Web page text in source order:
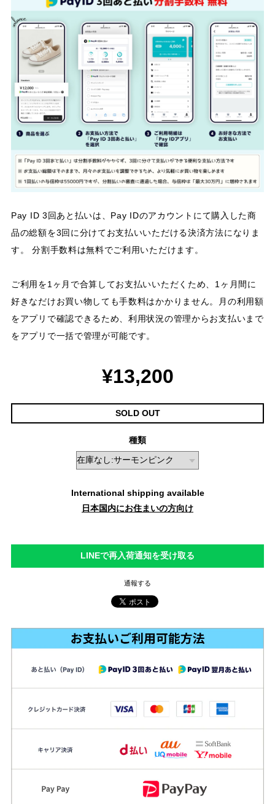
Pay ID 3回あと払いは、Pay IDのアカウントにて購入した商
品の総額を3回に分けてお支払いいただける決済方法になりま
す。 分割手数料は無料でご利用いただけます。
ご利用を1ヶ月で合算してお支払いいただくため、1ヶ月間に
好きなだけお買い物しても手数料はかかりません。月の利用額
をアプリで確認できるため、利用状況の管理からお支払いまで
をアプリで一括で管理が可能です。
¥13,200
SOLD OUT
種類
International shipping available
日本国内にお住まいの方向け
LINEで再入荷通知を受け取る
通報する